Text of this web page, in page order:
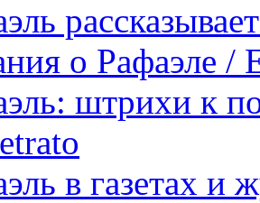
о Рафаэле /
штрихи к
в газетах и